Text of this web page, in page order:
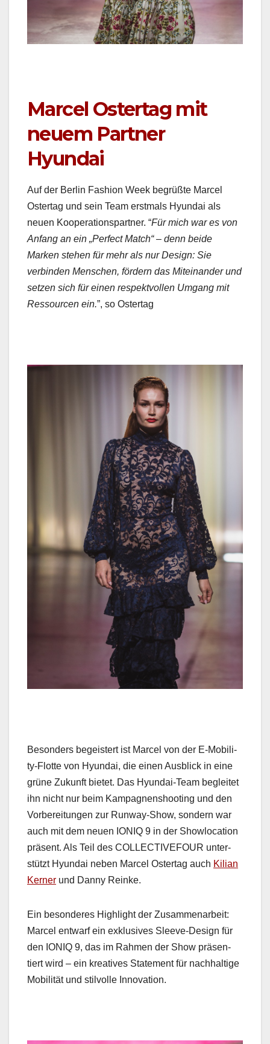
Marcel Ostertag mit
neuem Partner
Hyundai
Auf der Berlin Fash­ion Week begrüßte Mar­cel
Ostertag und sein Team erst­mals Hyundai als
neuen Koop­er­a­tionspart­ner. “Für mich war es von
Anfang an ein „Per­fect Match“ – denn bei­de
Marken ste­hen für mehr als nur Design: Sie
verbinden Men­schen, fördern das Miteinan­der und
set­zen sich für einen respek­tvollen Umgang mit
Ressourcen ein.”, so Ostertag
Beson­ders begeis­tert ist Mar­cel von der E‑Mo­bil­i­
ty-Flotte von Hyundai, die einen Aus­blick in eine
grüne Zukun­ft bietet. Das Hyundai-Team begleit­et
ihn nicht nur beim Kam­pag­nen­shoot­ing und den
Vor­bere­itun­gen zur Run­way-Show, son­dern war
auch mit dem neuen IONIQ 9 in der Showlo­ca­tion
präsent. Als Teil des COLLECTIVEFOUR unter­
stützt Hyundai neben Mar­cel Ostertag auch Kil­ian
Kern­er und Dan­ny Reinke.
Ein beson­deres High­light der Zusam­me­nar­beit:
Mar­cel ent­warf ein exk­lu­sives Sleeve-Design für
den IONIQ 9, das im Rah­men der Show präsen­
tiert wird – ein kreatives State­ment für nach­haltige
Mobil­ität und stil­volle Inno­va­tion.